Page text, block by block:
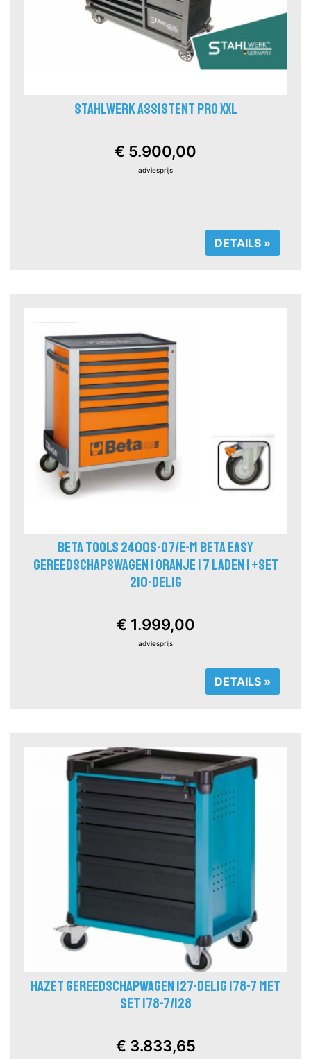
STAHLWERK ASSISTENT PRO XXL
€ 5.900,00
adviesprijs
DETAILS »
BETA TOOLS 2400S-O7/E-M BETA EASY
GEREEDSCHAPSWAGEN | ORANJE | 7 LADEN | +SET
210-DELIG
€ 1.999,00
adviesprijs
DETAILS »
HAZET GEREEDSCHAPWAGEN 127-DELIG 178-7 MET
SET 178-7/128
€ 3.833,65